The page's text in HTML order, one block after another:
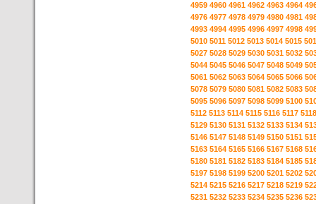
4959 4960 4961 4962 4963 4964
4976 4977 4978 4979 4980 4981
4993 4994 4995 4996 4997 4998
5010 5011 5012 5013 5014 5015
5027 5028 5029 5030 5031 5032
5044 5045 5046 5047 5048 5049
5061 5062 5063 5064 5065 5066
5078 5079 5080 5081 5082 5083
5095 5096 5097 5098 5099 5100
5112 5113 5114 5115 5116 5117 5118
5129 5130 5131 5132 5133 5134
5146 5147 5148 5149 5150 5151
5163 5164 5165 5166 5167 5168
5180 5181 5182 5183 5184 5185
5197 5198 5199 5200 5201 5202
5214 5215 5216 5217 5218 5219
5231 5232 5233 5234 5235 5236